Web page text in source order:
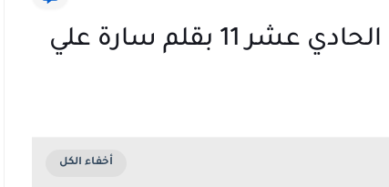
بقلم سارة علي